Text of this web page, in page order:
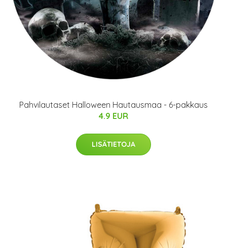
Pahvilautaset Halloween Hautausmaa - 6-pakkaus
4.9 EUR
LISÄTIETOJA